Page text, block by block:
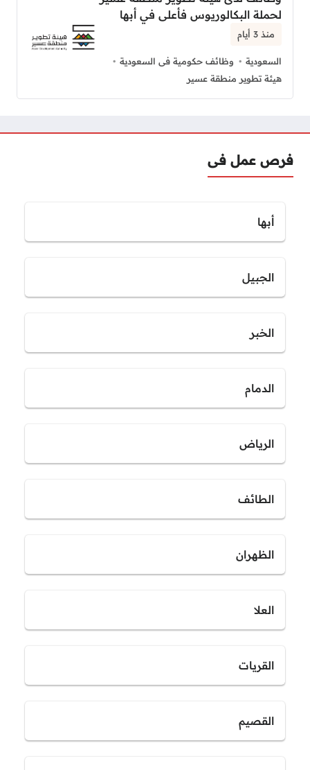
لحملة البكالوريوس فأعلى في أبها
منذ 3 أيام
السعودية
وظائف حكومية فى السعودية
هيئة تطوير منطقة عسير
فرص عمل فى
أبها
الجبيل
الخبر
الدمام
الرياض
الطائف
الظهران
العلا
القريات
القصيم